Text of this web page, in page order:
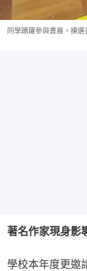
同學踴躍參與書展，揀選
著名作家現身影
學校本年度更邀